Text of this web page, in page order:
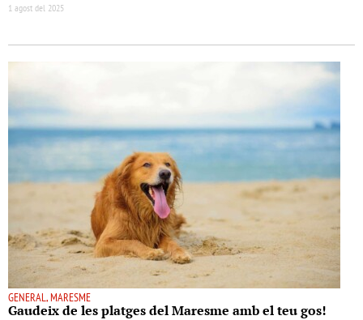
1 agost del 2025
GENERAL, MARESME
Gaudeix de les platges del Maresme amb el teu gos!